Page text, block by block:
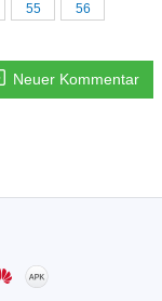
55
56
Neuer Kommentar